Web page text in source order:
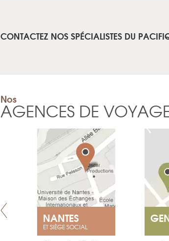
CONTACTEZ NOS SPÉCIALISTES DU
Nos
AGENCES DE
NANTES
ET SIÈGE SOCIAL